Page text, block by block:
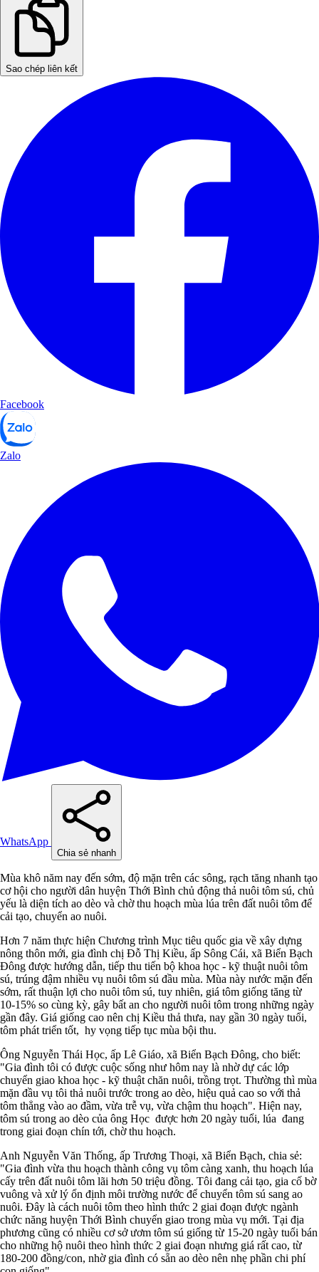
Sao chép liên kết
Facebook
Zalo
WhatsApp
Chia sẻ nhanh
Mùa khô năm nay đến sớm, độ mặn trên các sông, rạch tăng nhanh tạo
cơ hội cho người dân huyện Thới Bình chủ động thả nuôi tôm sú, chủ
yếu là diện tích ao dèo và chờ thu hoạch mùa lúa trên đất nuôi tôm để
cải tạo, chuyển ao nuôi.
Hơn 7 năm thực hiện Chương trình Mục tiêu quốc gia về xây dựng
nông thôn mới, gia đình chị Đỗ Thị Kiều, ấp Sông Cái, xã Biển Bạch
Đông được hướng dẫn, tiếp thu tiến bộ khoa học - kỹ thuật nuôi tôm
sú, trúng đậm nhiều vụ nuôi tôm sú đầu mùa. Mùa này nước mặn đến
sớm, rất thuận lợi cho nuôi tôm sú, tuy nhiên, giá tôm giống tăng từ
10-15% so cùng kỳ, gây bất an cho người nuôi tôm trong những ngày
gần đây. Giá giống cao nên chị Kiều thả thưa, nay gần 30 ngày tuổi,
tôm phát triển tốt, hy vọng tiếp tục mùa bội thu.
Ông Nguyễn Thái Học, ấp Lê Giáo, xã Biển Bạch Đông, cho biết:
"Gia đình tôi có được cuộc sống như hôm nay là nhờ dự các lớp
chuyển giao khoa học - kỹ thuật chăn nuôi, trồng trọt. Thường thì mùa
mặn đầu vụ tôi thả nuôi trước trong ao dèo, hiệu quả cao so với thả
tôm thẳng vào ao đầm, vừa trễ vụ, vừa chậm thu hoạch". Hiện nay,
tôm sú trong ao dèo của ông Học được hơn 20 ngày tuổi, lúa đang
trong giai đoạn chín tới, chờ thu hoạch.
Anh Nguyễn Văn Thống, ấp Trương Thoại, xã Biển Bạch, chia sẻ:
"Gia đình vừa thu hoạch thành công vụ tôm càng xanh, thu hoạch lúa
cấy trên đất nuôi tôm lãi hơn 50 triệu đồng. Tôi đang cải tạo, gia cố bờ
vuông và xử lý ổn định môi trường nước để chuyển tôm sú sang ao
nuôi. Đây là cách nuôi tôm theo hình thức 2 giai đoạn được ngành
chức năng huyện Thới Bình chuyển giao trong mùa vụ mới. Tại địa
phương cũng có nhiều cơ sở ươm tôm sú giống từ 15-20 ngày tuổi bán
cho những hộ nuôi theo hình thức 2 giai đoạn nhưng giá rất cao, từ
180-200 đồng/con, nhờ gia đình có sẵn ao dèo nên nhẹ phần chi phí